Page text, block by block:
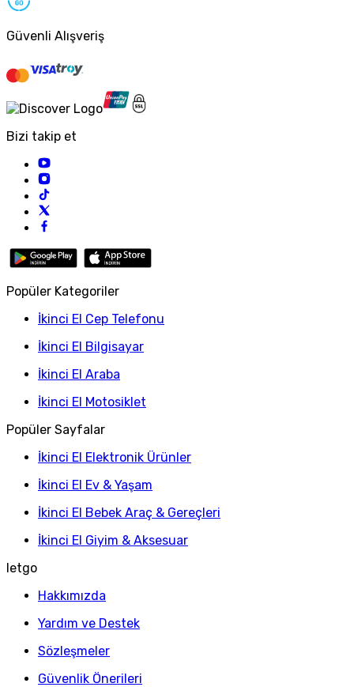
Güvenli Alışveriş
Bizi takip et
Popüler Kategoriler
İkinci El Cep Telefonu
İkinci El Bilgisayar
İkinci El Araba
İkinci El Motosiklet
Popüler Sayfalar
İkinci El Elektronik Ürünler
İkinci El Ev & Yaşam
İkinci El Bebek Araç & Gereçleri
İkinci El Giyim & Aksesuar
letgo
Hakkımızda
Yardım ve Destek
Sözleşmeler
Güvenlik Önerileri